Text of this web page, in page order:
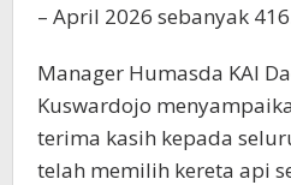
– April 2026 sebanyak
Manager Humasda KAI
Kuswardojo
terima kasih kepada
telah memilih kereta api